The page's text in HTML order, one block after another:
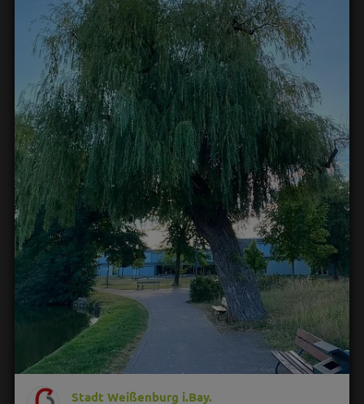
Stadt Weißenburg i.Bay.